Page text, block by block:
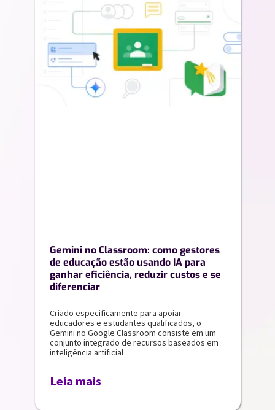
Gemini no Classroom: como gestores
de educação estão usando IA para
ganhar eficiência, reduzir custos e se
diferenciar
Criado especificamente para apoiar
educadores e estudantes qualificados, o
Gemini no Google Classroom consiste em um
conjunto integrado de recursos baseados em
inteligência artificial
Leia mais